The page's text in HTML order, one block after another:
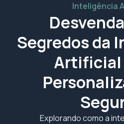
Inteligência
Segredos da
Artificial
Explorando como a